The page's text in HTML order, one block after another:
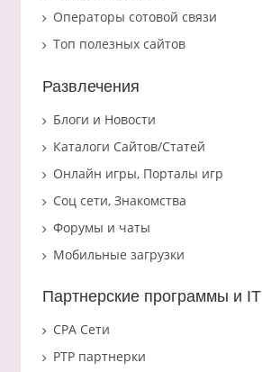
Операторы сотовой связи
Топ полезных сайтов
Развлечения
Блоги и Новости
Каталоги Сайтов/Статей
Онлайн игры, Порталы игр
Соц сети, Знакомства
Форумы и чаты
Мобильные загрузки
Партнерские программы и IT
CPA Сети
PTP партнерки